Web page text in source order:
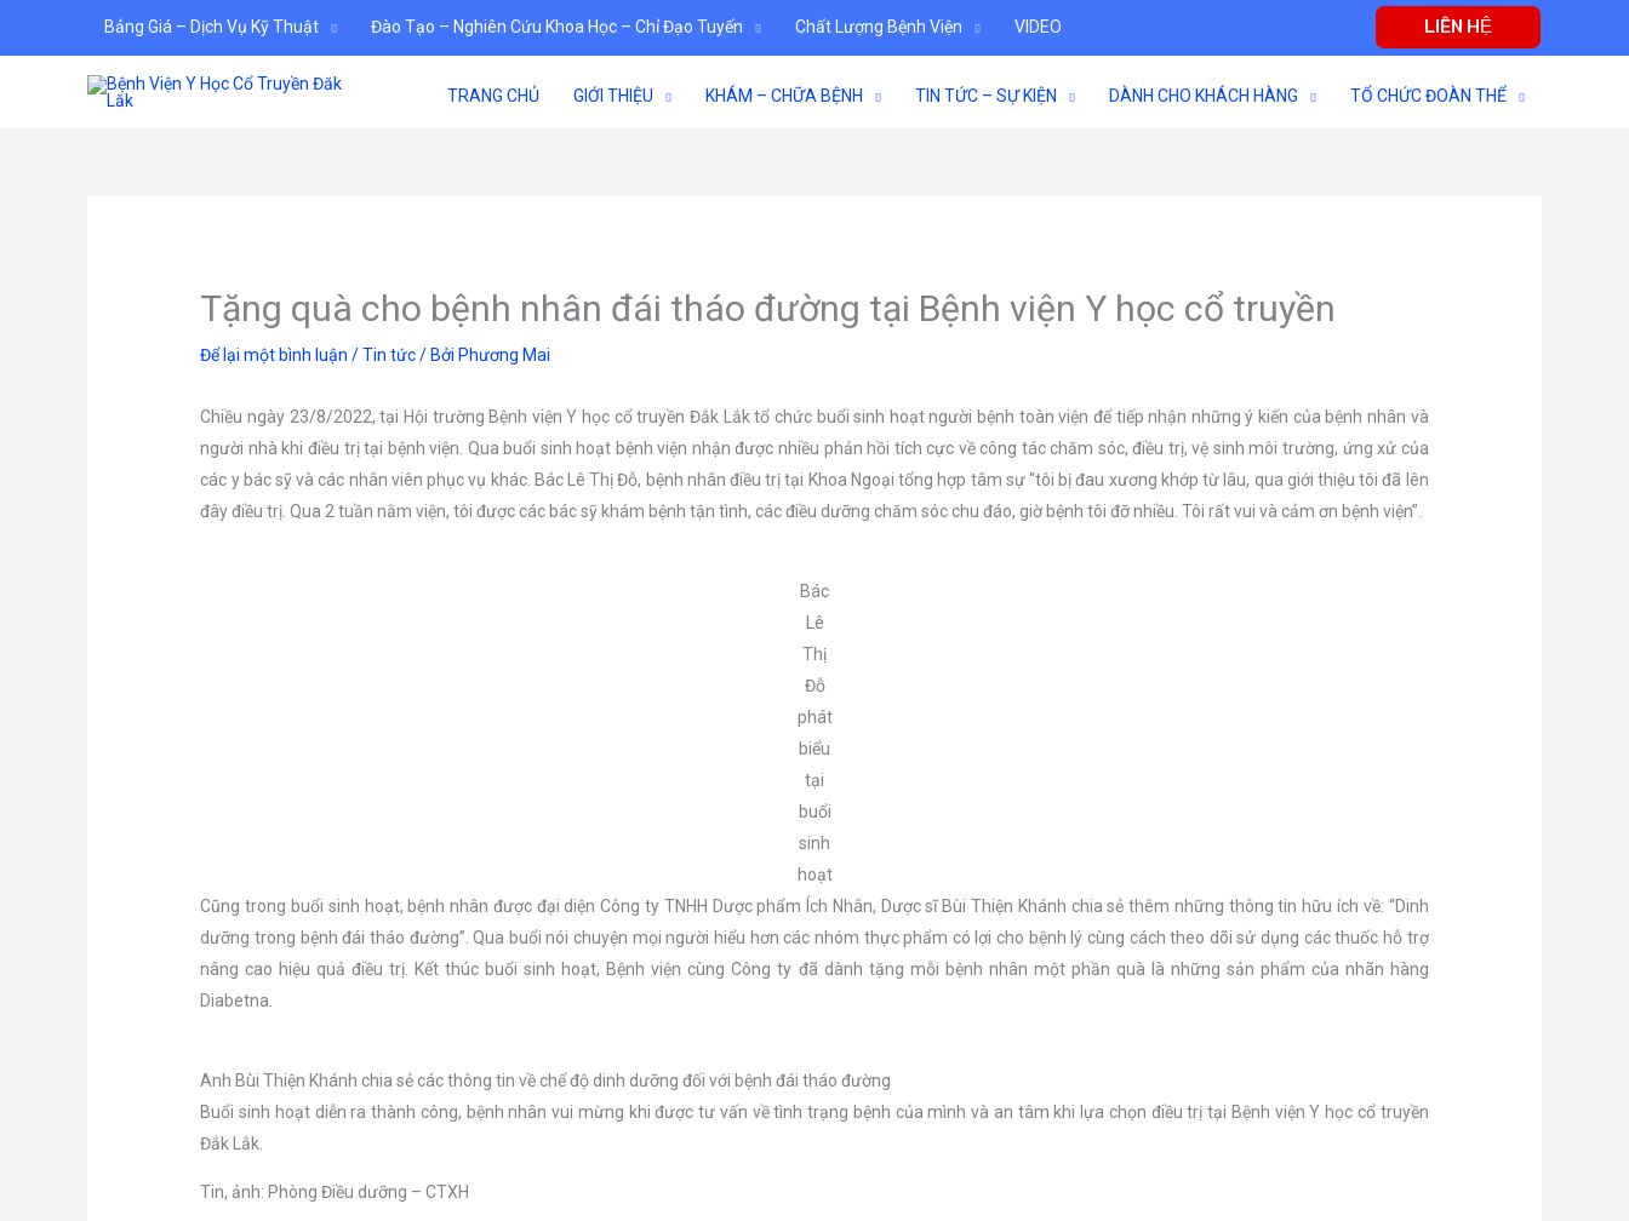
Bảng Giá – Dịch Vụ Kỹ Thuật Đào Tạo – Nghiên Cứu Khoa Học – Chỉ Đạo Tuyến Chất Lượng Bệnh Viện VIDEO LIÊN HỆ
TRANG CHỦ GIỚI THIỆU KHÁM – CHỮA BỆNH TIN TỨC – SỰ KIỆN DÀNH CHO KHÁCH HÀNG TỔ CHỨC ĐOÀN THỂ
Tặng quà cho bệnh nhân đái tháo đường tại Bệnh viện Y học cổ truyền
Để lại một bình luận /Tin tức/ Bởi Phương Mai
Chiều ngày 23/8/2022, tại Hội trường Bệnh viện Y học cổ truyền Đắk Lắk tổ chức buổi sinh hoạt người bệnh toàn viện để tiếp nhận những ý kiến của bệnh nhân và
người nhà khi điều trị tại bệnh viện. Qua buổi sinh hoạt bệnh viện nhận được nhiều phản hồi tích cực về công tác chăm sóc, điều trị, vệ sinh môi trường, ứng xử của
các y bác sỹ và các nhân viên phục vụ khác. Bác Lê Thị Đỗ, bệnh nhân điều trị tại Khoa Ngoại tổng hợp tâm sự “tôi bị đau xương khớp từ lâu, qua giới thiệu tôi đã lên
đây điều trị. Qua 2 tuần nằm viện, tôi được các bác sỹ khám bệnh tận tình, các điều dưỡng chăm sóc chu đáo, giờ bệnh tôi đỡ nhiều. Tôi rất vui và cảm ơn bệnh viện”.
Bác
Lê
Thị
Đỗ
phát
biểu
tại
buổi
sinh
hoạt
Cũng trong buổi sinh hoạt, bệnh nhân được đại diện Công ty TNHH Dược phẩm Ích Nhân, Dược sĩ Bùi Thiện Khánh chia sẻ thêm những thông tin hữu ích về: “Dinh
dưỡng trong bệnh đái tháo đường”. Qua buổi nói chuyện mọi người hiểu hơn các nhóm thực phẩm có lợi cho bệnh lý cùng cách theo dõi sử dụng các thuốc hỗ trợ
nâng cao hiệu quả điều trị. Kết thúc buổi sinh hoạt, Bệnh viện cùng Công ty đã dành tặng mỗi bệnh nhân một phần quà là những sản phẩm của nhãn hàng
Diabetna.
Anh Bùi Thiện Khánh chia sẻ các thông tin về chế độ dinh dưỡng đối với bệnh đái tháo đường
Buổi sinh hoạt diễn ra thành công, bệnh nhân vui mừng khi được tư vấn về tình trạng bệnh của mình và an tâm khi lựa chọn điều trị tại Bệnh viện Y học cổ truyền
Đắk Lắk.
Tin, ảnh: Phòng Điều dưỡng – CTXH